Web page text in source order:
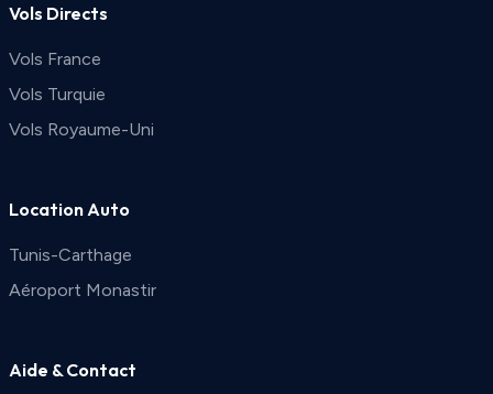
Vols Directs
Vols France
Vols Turquie
Vols Royaume-Uni
Location Auto
Tunis-Carthage
Aéroport Monastir
Aide & Contact